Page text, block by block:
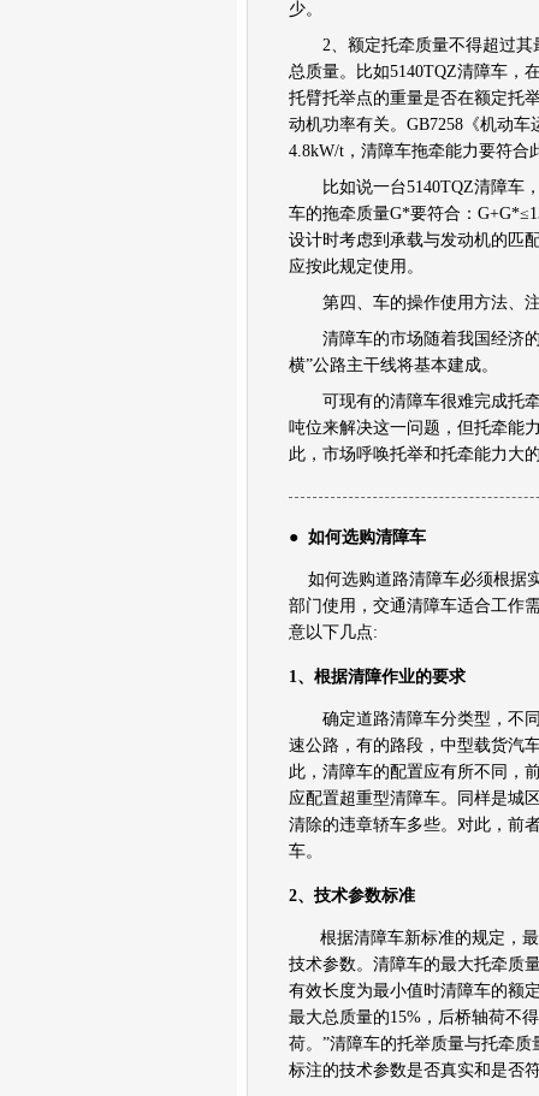
少。
2、额定托牵质量不得超过其
总质量。比如5140TQZ清障车，
托臂托举点的重量是否在额定托
动机功率有关。GB7258《机动
4.8kW/t，清障车拖牵能力要符合
比如说一台5140TQZ清障车，
车的拖牵质量G*要符合：
设计时考虑到承载与发动机的匹
应按此规定使用。
第四、车的操作使用方法、注
清障车的市场随着我国经济的
横”公路主干线将基本建成。
可现有的清障车很难完成托牵
吨位来解决这一问题，但托牵能
此，市场呼唤托举和托牵能力大
● 如何选购清障车
如何选购道路清障车必须根据
部门使用，交通清障车适合工作
意以下几点:
1、根据清障作业的要求
确定道路清障车分类型，不
速公路，有的路段，中型载货汽
此，清障车的配置应有所不同，
应配置超重型清障车。同样是城
清除的违章轿车多些。对此，前
车。
2、技术参数标准
根据清障车新标准的规定，
技术参数。清障车的最大托牵质
有效长度为最小值时清障车的额
最大总质量的15%，后桥轴荷不
荷。”清障车的托举质量与托牵
标注的技术参数是否真实和是否